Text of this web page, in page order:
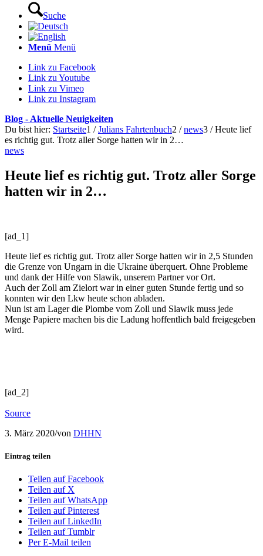
Suche
Menü Menü
Link zu Facebook
Link zu Youtube
Link zu Vimeo
Link zu Instagram
Blog - Aktuelle Neuigkeiten
Du bist hier: Startseite1 / Julians Fahrtenbuch2 / news3 / Heute lief
es richtig gut. Trotz aller Sorge hatten wir in 2…
news
Heute lief es richtig gut. Trotz aller Sorge
hatten wir in 2…
[ad_1]
Heute lief es richtig gut. Trotz aller Sorge hatten wir in 2,5 Stunden
die Grenze von Ungarn in die Ukraine überquert. Ohne Probleme
und dank der Hilfe von Slawik, unserem Partner vor Ort.
Auch der Zoll am Zielort war in einer guten Stunde fertig und so
konnten wir den Lkw heute schon abladen.
Nun ist am Lager die Plombe vom Zoll und Slawik muss jede
Menge Papiere machen bis die Ladung hoffentlich bald freigegeben
wird.
[ad_2]
Source
3. März 2020/von DHHN
Eintrag teilen
Teilen auf Facebook
Teilen auf X
Teilen auf WhatsApp
Teilen auf Pinterest
Teilen auf LinkedIn
Teilen auf Tumblr
Per E-Mail teilen